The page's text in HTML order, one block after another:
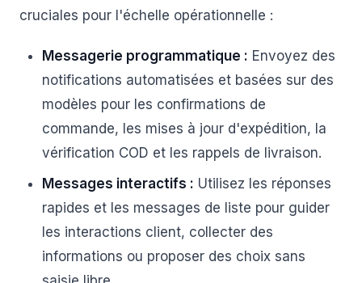
cruciales pour l'échelle opérationnelle :
Messagerie programmatique : Envoyez des
notifications automatisées et basées sur des
modèles pour les confirmations de
commande, les mises à jour d'expédition, la
vérification COD et les rappels de livraison.
Messages interactifs : Utilisez les réponses
rapides et les messages de liste pour guider
les interactions client, collecter des
informations ou proposer des choix sans